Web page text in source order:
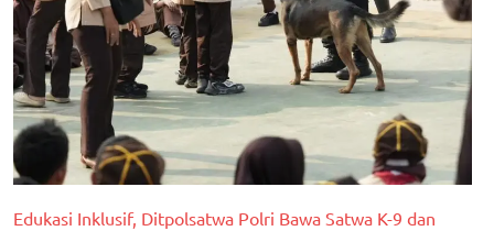
Edukasi Inklusif, Ditpolsatwa Polri Bawa Satwa K-9 dan